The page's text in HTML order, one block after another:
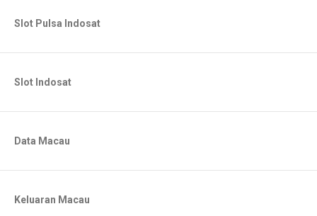
Slot Pulsa Indosat
Slot Indosat
Data Macau
Keluaran Macau